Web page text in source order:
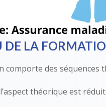
DE LA
comporte des séquences
théorique est